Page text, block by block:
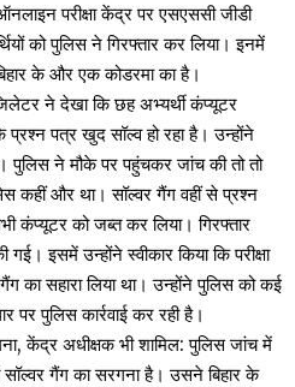
परीक्षा केंद्र पर एसएससी जीडी
को पुलिस ने गिरफ्तार कर लिया। इनमें
के और एक कोडरमा का है।
ने देखा कि छह अभ्यर्थी कंप्यूटर
पत्र खुद सॉल्व हो रहा है। उन्होंने
पुलिस ने मौके पर पहुंचकर जांच की तो तो
कहीं और था। सॉल्वर गैंग वहीं से प्रश्न
कंप्यूटर को जब्त कर लिया। गिरफ्तार
इसमें उन्होंने स्वीकार किया कि परीक्षा
का सहारा लिया था। उन्होंने पुलिस को कई
पुलिस कार्रवाई कर रही है।
केंद्र अधीक्षक भी शामिल: पुलिस जांच में
सॉल्वर गैंग का सरगना है। उसने बिहार के